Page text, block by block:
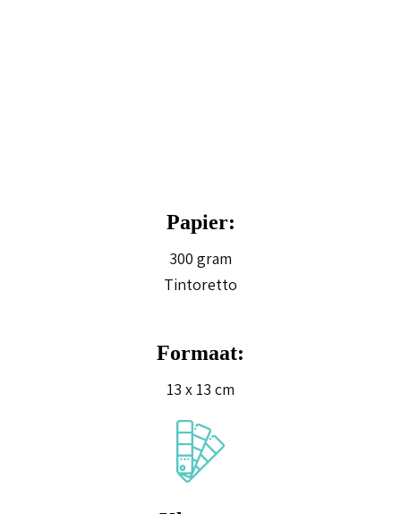
Papier:
300 gram
Tintoretto
Formaat:
13 x 13 cm